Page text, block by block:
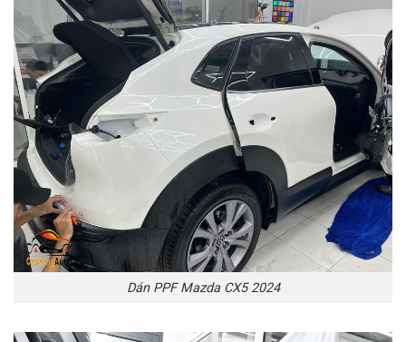
Dán PPF Mazda CX5 2024